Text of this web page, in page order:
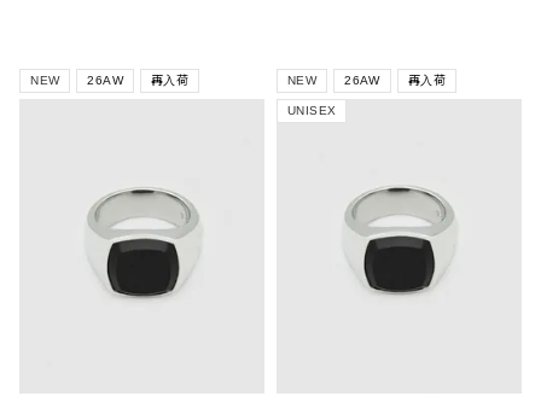
NEW 26AW 再入荷 NEW 26AW 再入荷
UNISEX